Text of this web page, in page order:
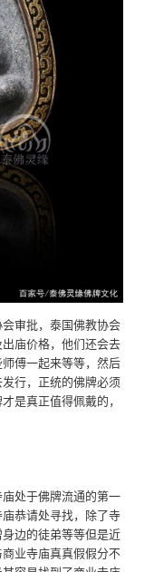
审批，泰国佛教协会
庙价格，他们还会去
傅一起来等等，然后
行，正统的佛牌必须
是真正值得佩戴的，
处于佛牌流通的第一
恭请处寻找，除了寺
边的徒弟等等但是近
业寺庙真真假假分不